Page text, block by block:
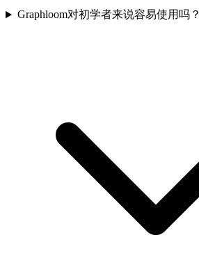
Graphloom对初学者来说容易使用吗？